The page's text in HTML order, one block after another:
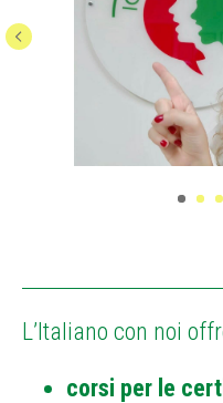
L’Italiano con noi
corsi per le